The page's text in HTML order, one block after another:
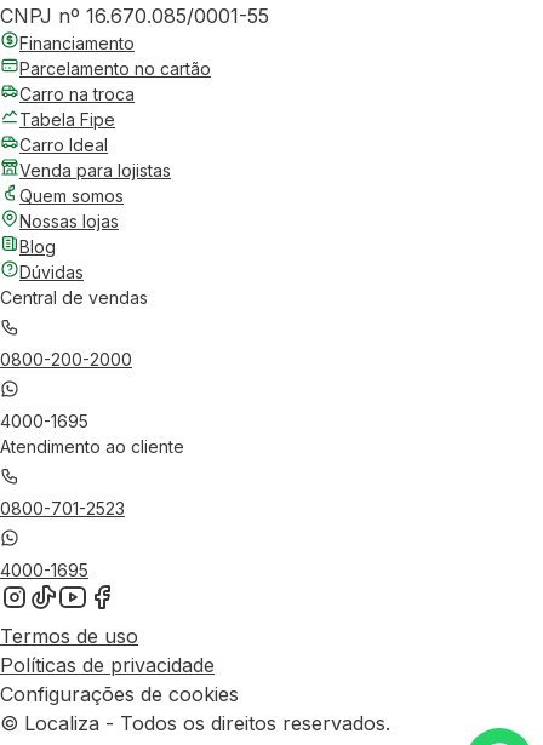
CNPJ nº 16.670.085/0001-55
Financiamento
Parcelamento no cartão
Carro na troca
Tabela Fipe
Carro Ideal
Venda para lojistas
Quem somos
Nossas lojas
Blog
Dúvidas
Central de vendas
0800-200-2000
4000-1695
Atendimento ao cliente
0800-701-2523
4000-1695
Termos de uso
Políticas de privacidade
Configurações de cookies
© Localiza - Todos os direitos reservados.